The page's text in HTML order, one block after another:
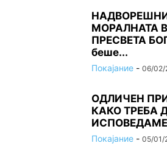
МОРАЛНАТА
ПРЕСВЕТА
беше...
Покајание - 06/02/
ОДЛИЧЕН
КАКО ТРЕБА
Покајание - 05/01/